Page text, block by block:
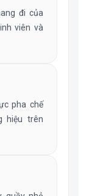
đi của
viên và
pha chế
hiệu trên